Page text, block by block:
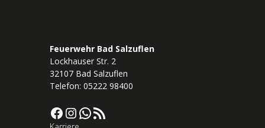
Feuerwehr Bad Salzuflen
Lockhauser Str. 2
32107 Bad Salzuflen
Telefon: 05222 98400
Facebook InstagramWhatsApp RSS-Feed